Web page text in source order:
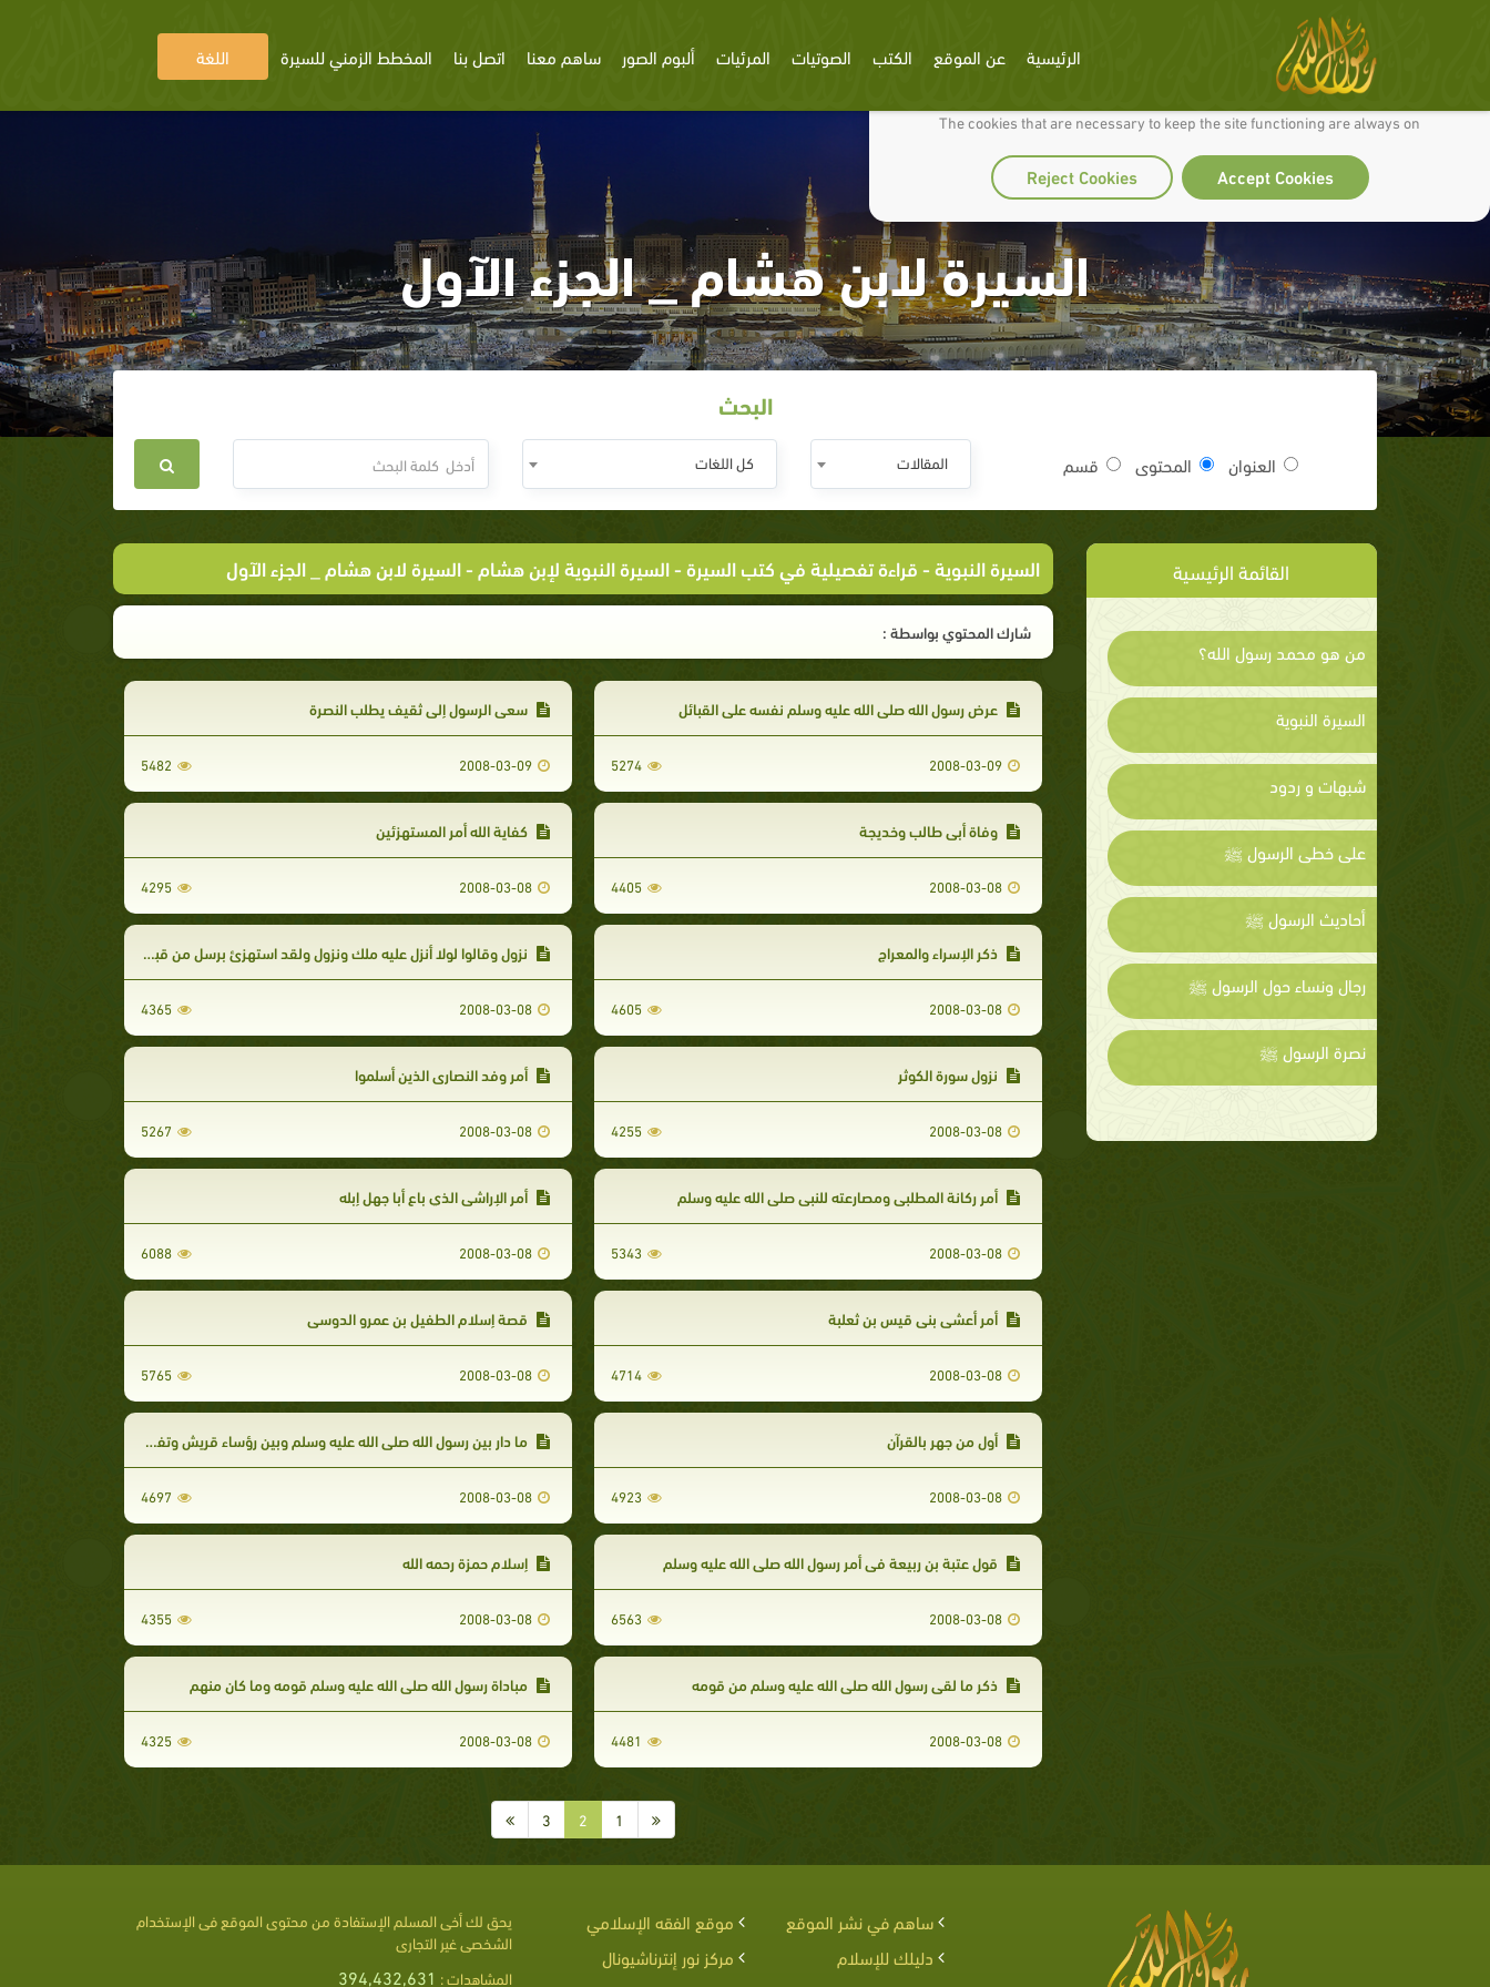
We use cookies to make our site work well for you and so we can continually improve it.
The cookies that are necessary to keep the site functioning are always on
Accept Cookies
Reject Cookies
الرئيسية عن الموقع الكتب الصوتيات المرئيات ألبوم الصور ساهم معنا اتصل بنا المخطط الزمني للسيرة اللغة
السيرة لابن هشام _ الجزء الآول
البحث
العنوان المحتوى قسم المقالات كل اللغات
القائمة الرئيسية
من هو محمد رسول الله؟
السيرة النبوية
شبهات و ردود
على خطى الرسول ﷺ
أحاديث الرسول ﷺ
رجال ونساء حول الرسول ﷺ
نصرة الرسول ﷺ
السيرة النبوية-قراءة تفصيلية في كتب السيرة-السيرة النبوية لإبن هشام - السيرة لابن هشام _ الجزء الآول
شارك المحتوي بواسطة :
عرض رسول الله صلى الله عليه وسلم نفسه على القبائل
2008-03-09
5274
سعي الرسول إلى ثقيف يطلب النصرة
2008-03-09
5482
وفاة أبي طالب وخديجة
2008-03-08
4405
كفاية الله أمر المستهزئين
2008-03-08
4295
ذكر الإسراء والمعراج
2008-03-08
4605
نزول وقالوا لولا أنزل عليه ملك ونزول ولقد استهزئ برسل من قبلك
2008-03-08
4365
نزول سورة الكوثر
2008-03-08
4255
أمر وفد النصارى الذين أسلموا
2008-03-08
5267
أمر ركانة المطلبي ومصارعته للنبي صلى الله عليه وسلم
2008-03-08
5343
أمر الإراشي الذي باع أبا جهل إبله
2008-03-08
6088
أمر أعشى بني قيس بن ثعلبة
2008-03-08
4714
قصة إسلام الطفيل بن عمرو الدوسي
2008-03-08
5765
أول من جهر بالقرآن
2008-03-08
4923
ما دار بين رسول الله صلى الله عليه وسلم وبين رؤساء قريش وتفسير لسورة الكهف
2008-03-08
4697
قول عتبة بن ربيعة في أمر رسول الله صلى الله عليه وسلم
2008-03-08
6563
إسلام حمزة رحمه الله
2008-03-08
4355
ذكر ما لقى رسول الله صلى الله عليه وسلم من قومه
2008-03-08
4481
مباداة رسول الله صلى الله عليه وسلم قومه وما كان منهم
2008-03-08
4325
1
2
3
ساهم في نشر الموقع
موقع الفقه الإسلامي
دليلك للإسلام
مركز نور إنترناشيونال
يحق لك أخى المسلم الإستفادة من محتوى الموقع فى الإستخدام
الشخصى غير التجارى
المشاهدات : 394,432,631